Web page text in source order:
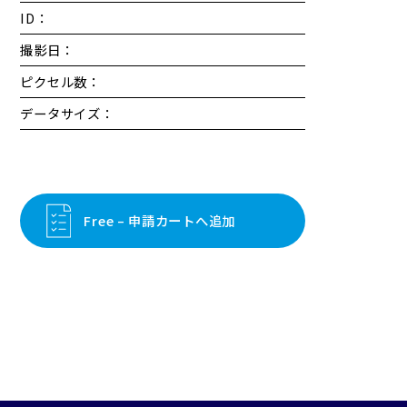
ID：
撮影日：
ピクセル数：
データサイズ：
Free – 申請カートへ追加